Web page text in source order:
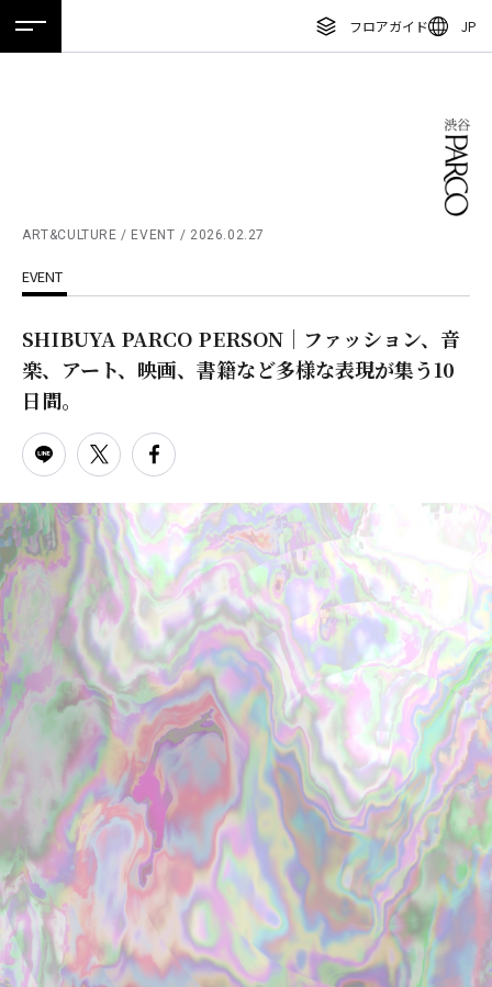
フロアガイド JP
ホーム 特集 ニュース イベント アクセス
ニュース
特集
TAX FREE
DELIVERY SERVICES
オンラインストア
リクルート
ENGLISH
ภาษาไทย
日本語
ART&CULTURE / EVENT 2026.02.27
EVENT
SHIBUYA PARCO PERSON｜ファッション、音
楽、アート、映画、書籍など多様な表現が集う10
日間。